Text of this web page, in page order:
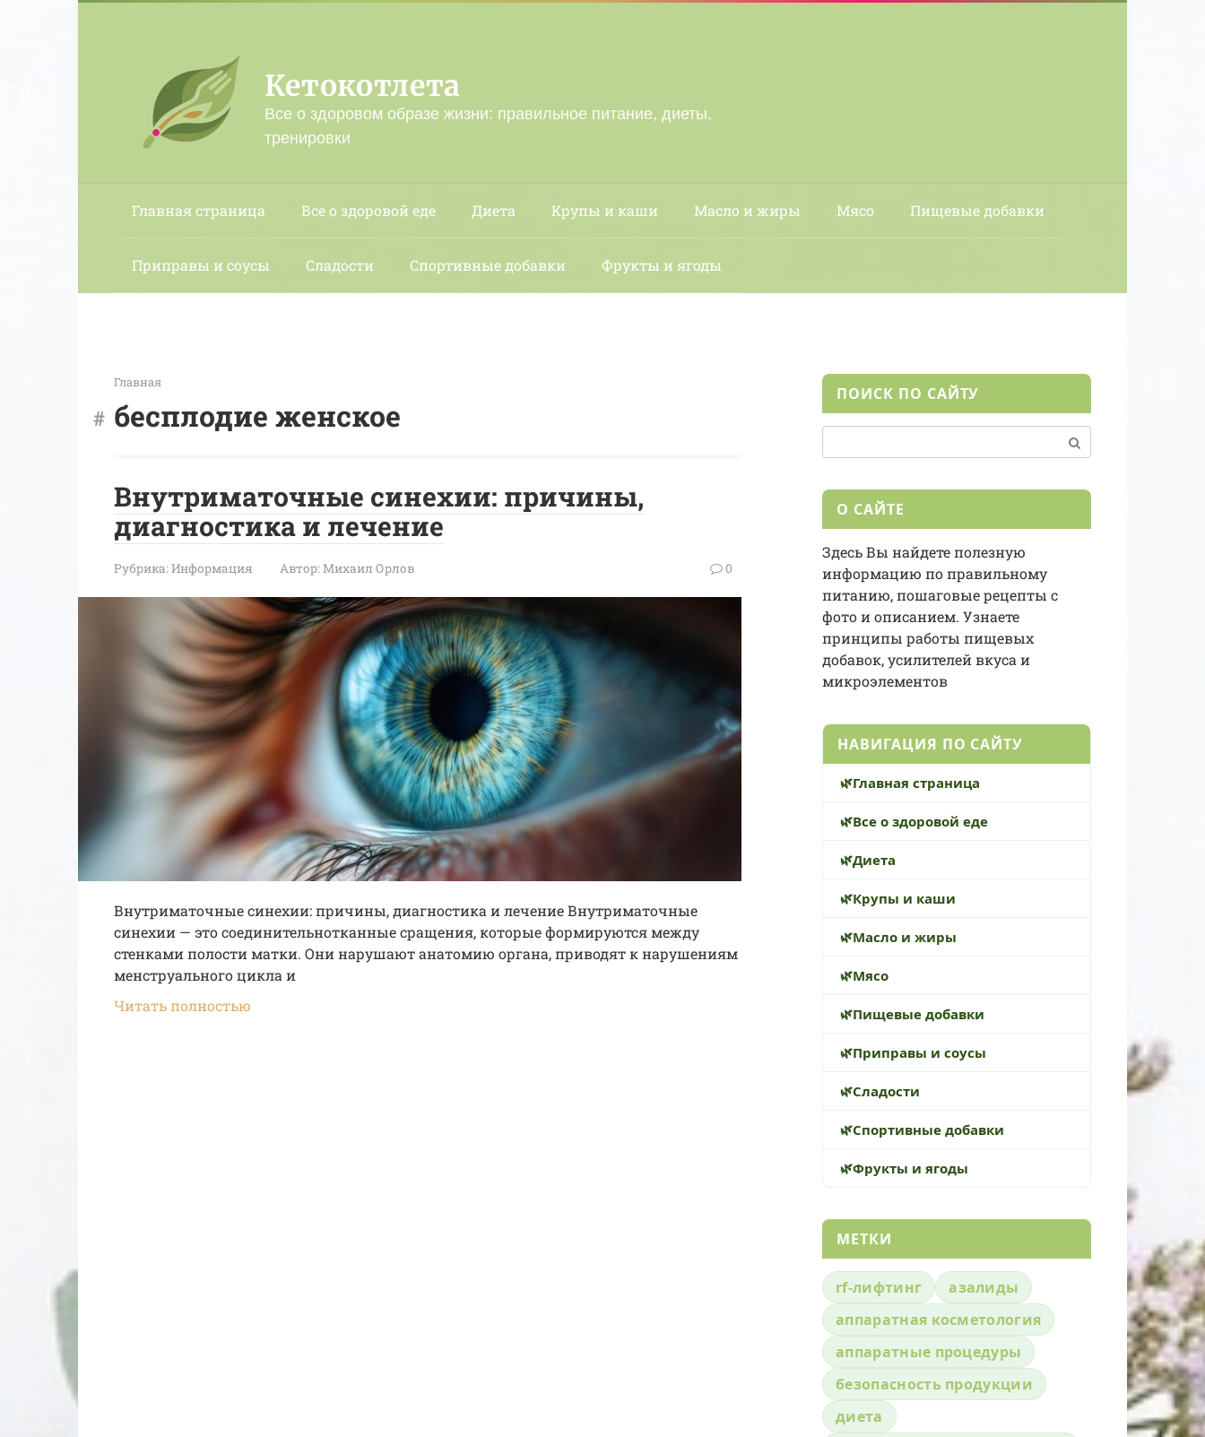
Кетокотлета
Все о здоровом образе жизни: правильное питание, диеты,
тренировки
Главная страница Все о здоровой еде Диета Крупы и каши Масло и жиры Мясо Пищевые добавки
Приправы и соусы Сладости Спортивные добавки Фрукты и ягоды
Главная
бесплодие женское
Внутриматочные синехии: причины,
диагностика и лечение
Рубрика:Информация Автор:Михаил Орлов 0
Внутриматочные синехии: причины, диагностика и лечение Внутриматочные
синехии — это соединительнотканные сращения, которые формируются между
стенками полости матки. Они нарушают анатомию органа, приводят к нарушениям
менструального цикла и
Читать полностью
ПОИСК ПО САЙТУ
О САЙТЕ
Здесь Вы найдете полезную
информацию по правильному
питанию, пошаговые рецепты с
фото и описанием. Узнаете
принципы работы пищевых
добавок, усилителей вкуса и
микроэлементов
НАВИГАЦИЯ ПО САЙТУ
Главная страница
Все о здоровой еде
Диета
Крупы и каши
Масло и жиры
Мясо
Пищевые добавки
Приправы и соусы
Сладости
Спортивные добавки
Фрукты и ягоды
МЕТКИ
rf-лифтинг
азалиды
аппаратная косметология
аппаратные процедуры
безопасность продукции
диета